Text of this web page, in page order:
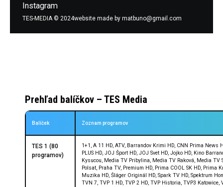
Instagram
TES-MEDIA © 2024website made by matbuno@gmail.com
Prehľad balíčkov – TES Media
Balíček Zoznam programov
TES 1 (80
programov)
1+1, A 11 HD, ATV, Barrandov Krimi HD, CNN Prima News
PLUS HD, JOJ Šport HD, JOJ Svet HD, Jojko HD, Kino
Kysucou, Media TV Pribylina, Media TV Raková, Media TV
Polsat, Praha TV, Premium HD, Prima COOL SK HD, Prima
Muzika HD, Šláger Originál HD, Spark TV HD, Spektrum
TVN 7, TVP 1 HD, TVP 2 HD, TVP Historia, TVP3 Katowice,